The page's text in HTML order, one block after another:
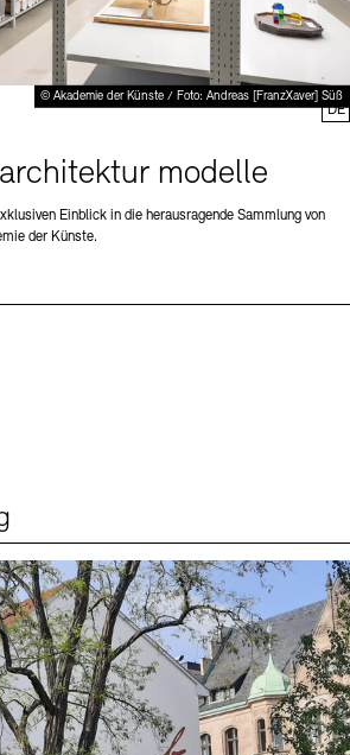
© Akademie der Künste / Foto: Andreas [FranzXaver] Süß
modelle
Einblick in die herausragende Sammlung von
der Künste.
DE